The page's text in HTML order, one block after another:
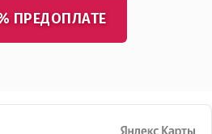
ПРЕДОПЛАТЕ